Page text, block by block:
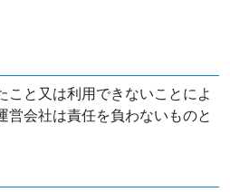
こと又は利用できないことによ
営会社は責任を負わないものと